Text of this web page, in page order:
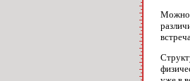
Можно